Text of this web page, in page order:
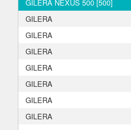
GILERA NEXUS 500 [500]
GILERA
GILERA
GILERA
GILERA
GILERA
GILERA
GILERA